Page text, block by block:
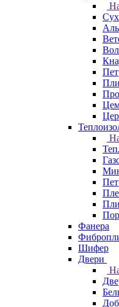
Фанера
Шифер
Двери